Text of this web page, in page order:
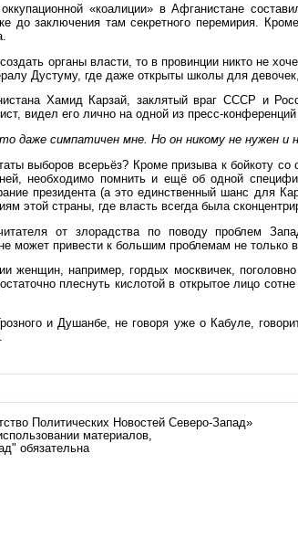
«коалиции» в Афганистане
до заключения там секретного перемирия.
органы власти, то в провинции никто не
Дустуму, где даже открыты школы для
Хамид Карзай, заклятый враг СССР и
видел его лично на одной из пресс-
даже симпатичен мне. Но он никому не нужен и
выборов всерьёз? Кроме призыва к бойкоту
необходимо помнить и ещё об одной
президента (а это единственный шанс для
этой страны, где власть всегда была
от злорадства по поводу проблем
может привести к большим проблемам не только
женщин, например, гордых москвичек,
плеснуть кислотой в открытое лицо
и Душанбе, не говоря уже о Кабуле,
Политических Новостей Северо-Запад»
материалов,
обязательна